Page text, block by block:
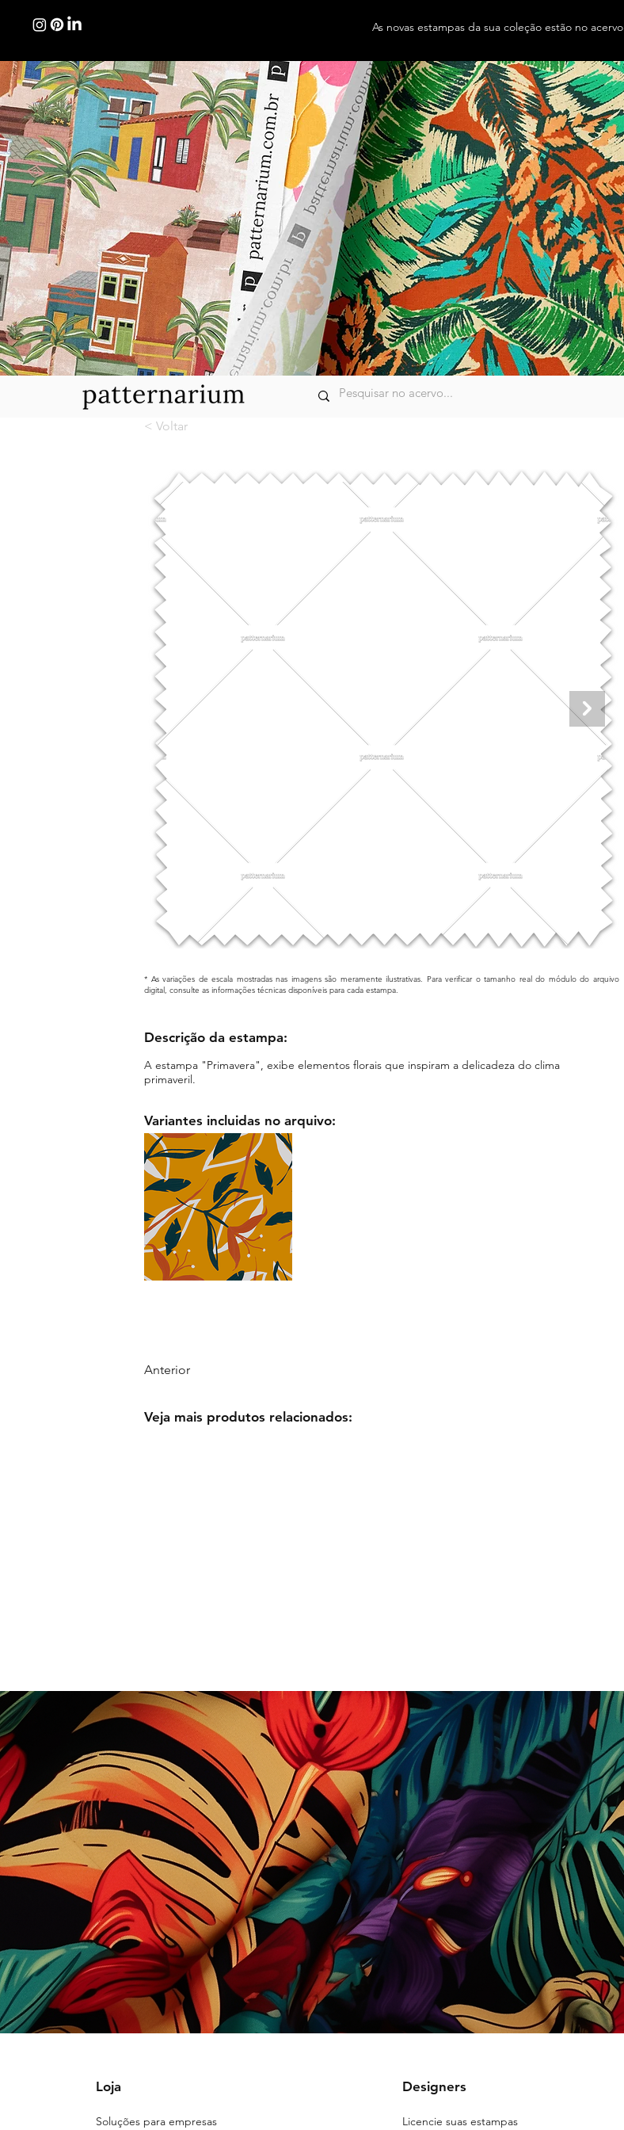
As novas estampas da sua coleção estão no acervo
< Voltar
* As variações de escala mostradas nas imagens são meramente ilustrativas. Para verificar o tamanho real do módulo do arquivo
digital, consulte as informações técnicas disponíveis para cada estampa.
Descrição da estampa:
A estampa "Primavera", exibe elementos florais que inspiram a delicadeza do clima
primaveril.
Variantes incluidas no arquivo:
Anterior
Veja mais produtos relacionados:
Loja
Soluções para empresas
Designers
Licencie suas estampas